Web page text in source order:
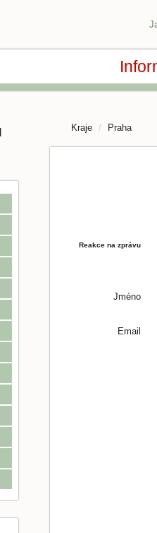
Kraje Praha
Reakce na zprávu
Jméno
Email